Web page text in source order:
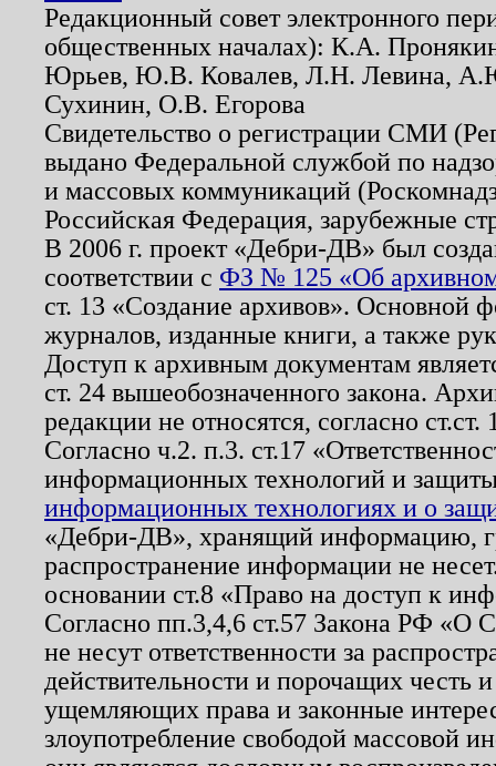
Редакционный совет электронного
общественных началах): К.А.
Юрьев, Ю.В. Ковалев, Л.Н. Левина,
Сухинин, О.В. Егорова
Свидетельство о регистрации СМИ
выдано Федеральной службой по
и массовых коммуникаций
Российская Федерация, зарубежные
В 2006 г. проект «Дебри-ДВ» был
соответствии с ФЗ № 125 «Об
ст. 13 «Создание архивов». Основной
журналов, изданные книги, а также
Доступ к архивным документам
ст. 24 вышеобозначенного закона.
редакции не относятся, согласно
Согласно ч.2. п.3. ст.17
информационных технологий и
информационных технологиях и о
«Дебри-ДВ», хранящий информацию,
распространение информации не
основании ст.8 «Право на доступ к
Согласно пп.3,4,6 ст.57 Закона РФ «О
не несут ответственности за
действительности и порочащих честь
ущемляющих права и законные
злоупотребление свободой массовой